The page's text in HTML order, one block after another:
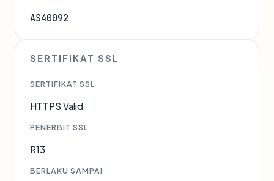
AS40092
SERTIFIKAT SSL
SERTIFIKAT SSL
HTTPS Valid
PENERBIT SSL
R13
BERLAKU SAMPAI